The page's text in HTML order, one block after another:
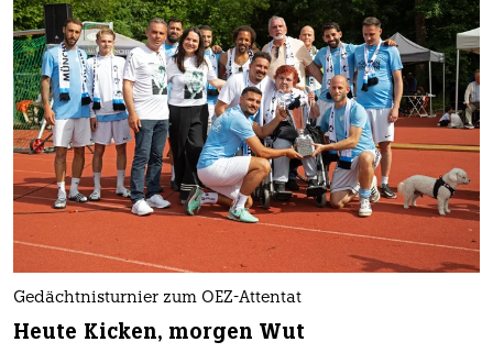
Gedächtnisturnier zum OEZ-Attentat
Heute Kicken, morgen Wut